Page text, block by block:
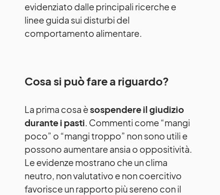
evidenziato dalle principali ricerche e
linee guida sui disturbi del
comportamento alimentare.
Cosa si può fare a riguardo?
La prima cosa èsospendere il giudizio
durante i pasti. Commenti come “mangi
poco” o “mangi troppo” non sono utili e
possono aumentare ansia o oppositività.
Le evidenze mostrano che un clima
neutro, non valutativo e non coercitivo
favorisce un rapporto più sereno con il